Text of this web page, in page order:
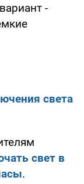
-
света
свет в
.